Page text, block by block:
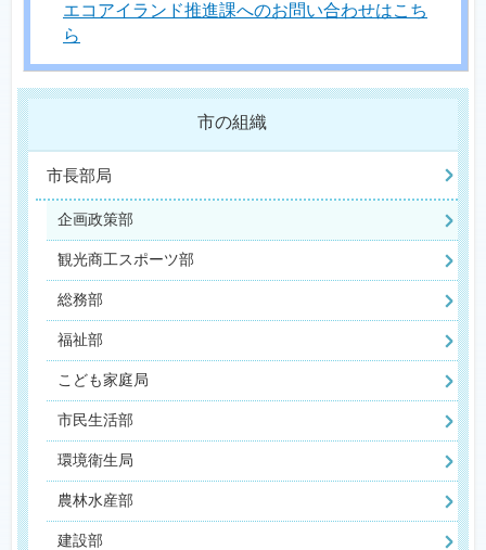
エコアイランド推進課へのお問い合わせはこち
ら
市の組織
市長部局
企画政策部
観光商工スポーツ部
総務部
福祉部
こども家庭局
市民生活部
環境衛生局
農林水産部
建設部